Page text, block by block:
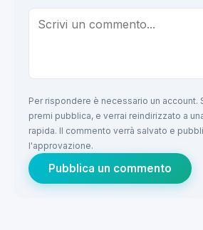
Per rispondere è necessario un account.
premi pubblica, e verrai reindirizzato a
rapida. Il commento verrà salvato e
l'approvazione.
Pubblica un commento